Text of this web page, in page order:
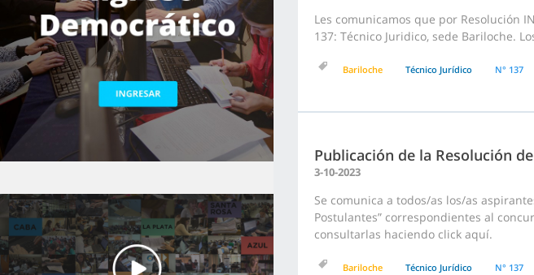
Les comunicamos que por Resolución
137: Técnico Juridico, sede Bariloche.
Bariloche Técnico Jurídico N° 137
Publicación de la Resolución
3-10-2023
Se comunica a todos/as los/as
Postulantes” correspondientes al
consultarlas haciendo click aquí.
Bariloche Técnico Jurídico N° 137